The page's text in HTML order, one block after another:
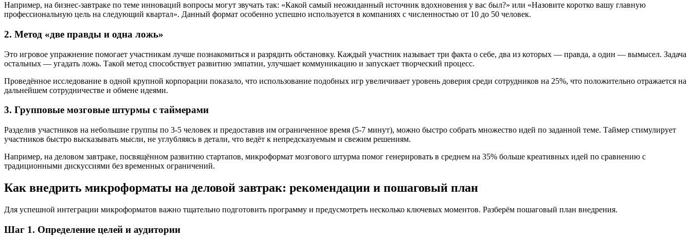
Например, на бизнес-завтраке по теме инноваций вопросы могут звучать так: «Какой самый неожиданный источник вдохновения у вас был?» или «Назовите коротко вашу главную
профессиональную цель на следующий квартал». Данный формат особенно успешно используется в компаниях с численностью от 10 до 50 человек.
2. Метод «две правды и одна ложь»
Это игровое упражнение помогает участникам лучше познакомиться и разрядить обстановку. Каждый участник называет три факта о себе, два из которых — правда, а один — вымысел. Задача
остальных — угадать ложь. Такой метод способствует развитию эмпатии, улучшает коммуникацию и запускает творческий процесс.
Проведённое исследование в одной крупной корпорации показало, что использование подобных игр увеличивает уровень доверия среди сотрудников на 25%, что положительно отражается на
дальнейшем сотрудничестве и обмене идеями.
3. Групповые мозговые штурмы с таймерами
Разделив участников на небольшие группы по 3-5 человек и предоставив им ограниченное время (5-7 минут), можно быстро собрать множество идей по заданной теме. Таймер стимулирует
участников быстро высказывать мысли, не углубляясь в детали, что ведёт к непредсказуемым и свежим решениям.
Например, на деловом завтраке, посвящённом развитию стартапов, микроформат мозгового штурма помог генерировать в среднем на 35% больше креативных идей по сравнению с
традиционными дискуссиями без временных ограничений.
Как внедрить микроформаты на деловой завтрак: рекомендации и пошаговый план
Для успешной интеграции микроформатов важно тщательно подготовить программу и предусмотреть несколько ключевых моментов. Разберём пошаговый план внедрения.
Шаг 1. Определение целей и аудитории